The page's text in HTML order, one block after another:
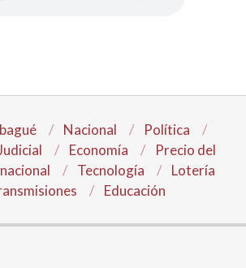
Nacional
Política
Economía
Precio del
Tecnología
Lotería
Educación